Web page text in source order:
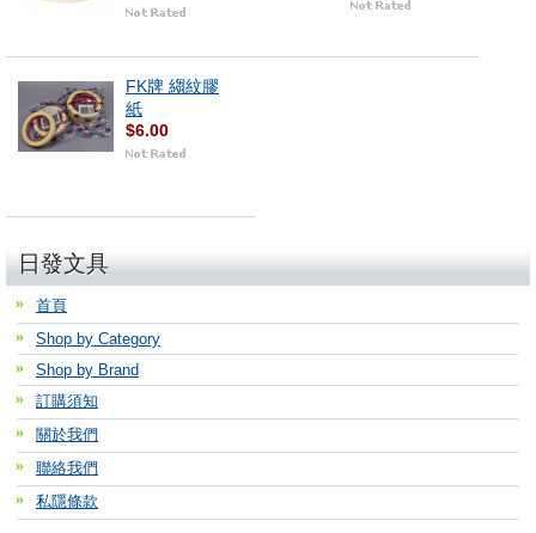
FK牌 縐紋膠
紙
$6.00
日發文具
首頁
Shop by Category
Shop by Brand
訂購須知
關於我們
聯絡我們
私隱條款